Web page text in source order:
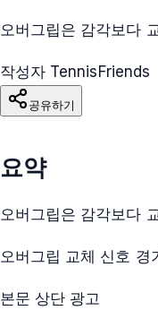
오버그립은 감각보다
작성자 TennisFriends
공유하기
요약
오버그립은 감각보다
오버그립 교체 신호 경
본문 상단 광고